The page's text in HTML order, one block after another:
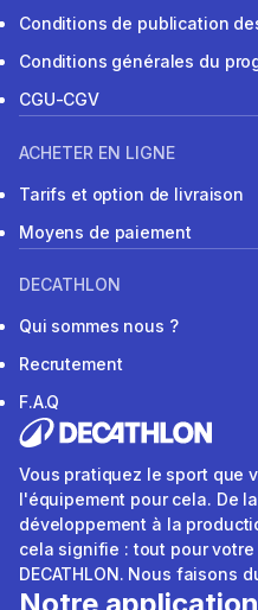
Conditions de publication
Conditions générales du
CGU-CGV
ACHETER EN LIGNE
Tarifs et option de livraison
Moyens de paiement
DECATHLON
Qui sommes nous ?
Recrutement
F.A.Q
Vous pratiquez le sport que
l'équipement pour cela. De
développement à la
cela signifie : tout pour
DECATHLON. Nous faisons